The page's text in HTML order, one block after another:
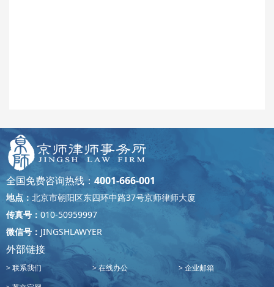
全国免费咨询热线： 4001-666-001
地点： 北京市朝阳区东四环中路37号京师律师大厦
传真号： 010-50959997
微信号： JINGSHLAWYER
外部链接
联系我们 在线办公
企业邮箱